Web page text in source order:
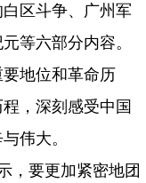
区斗争、广州军
等六部分内容。
地位和革命历
，深刻感受中国
伟大。
，要更加紧密地团